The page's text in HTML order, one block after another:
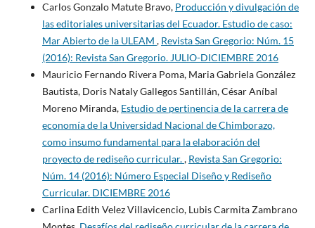
Carlos Gonzalo Matute Bravo, Producción y divulgación de
las editoriales universitarias del Ecuador. Estudio de caso:
Mar Abierto de la ULEAM , Revista San Gregorio: Núm. 15
(2016): Revista San Gregorio. JULIO-DICIEMBRE 2016
Mauricio Fernando Rivera Poma, Maria Gabriela González
Bautista, Doris Nataly Gallegos Santillán, César Aníbal
Moreno Miranda, Estudio de pertinencia de la carrera de
economía de la Universidad Nacional de Chimborazo,
como insumo fundamental para la elaboración del
proyecto de rediseño curricular., Revista San Gregorio:
Núm. 14 (2016): Número Especial Diseño y Rediseño
Curricular. DICIEMBRE 2016
Carlina Edith Velez Villavicencio, Lubis Carmita Zambrano